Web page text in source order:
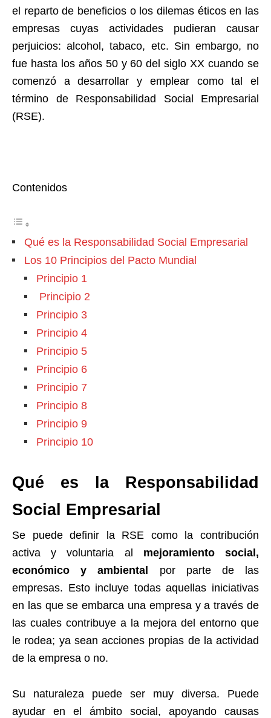
el reparto de beneficios o los dilemas éticos en las
empresas cuyas actividades pudieran causar
perjuicios: alcohol, tabaco, etc. Sin embargo, no
fue hasta los años 50 y 60 del siglo XX cuando se
comenzó a desarrollar y emplear como tal el
término de Responsabilidad Social Empresarial
(RSE).
Contenidos
Qué es la Responsabilidad Social Empresarial
Los 10 Principios del Pacto Mundial
Principio 1
Principio 2
Principio 3
Principio 4
Principio 5
Principio 6
Principio 7
Principio 8
Principio 9
Principio 10
Qué es la Responsabilidad
Social Empresarial
Se puede definir la RSE como la contribución
activa y voluntaria al mejoramiento social,
económico y ambiental por parte de las
empresas. Esto incluye todas aquellas iniciativas
en las que se embarca una empresa y a través de
las cuales contribuye a la mejora del entorno que
le rodea; ya sean acciones propias de la actividad
de la empresa o no.
Su naturaleza puede ser muy diversa. Puede
ayudar en el ámbito social, apoyando causas